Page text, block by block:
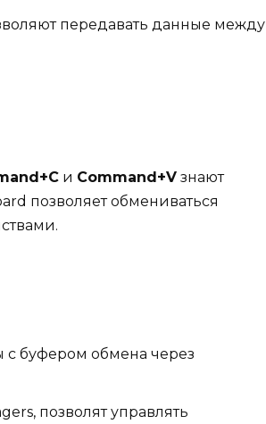
передавать данные между
и Command+V знают
позволяет обмениваться
с буфером обмена через
позволят управлять